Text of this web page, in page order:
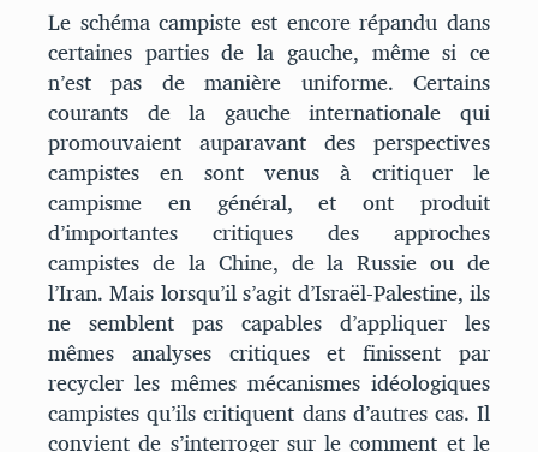
Le schéma campiste est encore répandu dans
certaines parties de la gauche, même si ce
n’est pas de manière uniforme. Certains
courants de la gauche internationale qui
promouvaient auparavant des perspectives
campistes en sont venus à critiquer le
campisme en général, et ont produit
d’importantes critiques des approches
campistes de la Chine, de la Russie ou de
l’Iran. Mais lorsqu’il s’agit d’Israël-Palestine, ils
ne semblent pas capables d’appliquer les
mêmes analyses critiques et finissent par
recycler les mêmes mécanismes idéologiques
campistes qu’ils critiquent dans d’autres cas. Il
convient de s’interroger sur le comment et le